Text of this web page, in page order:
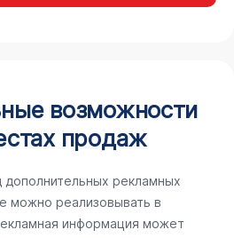
возможности
продаж
рекламных
можно реализовывать в
информация может